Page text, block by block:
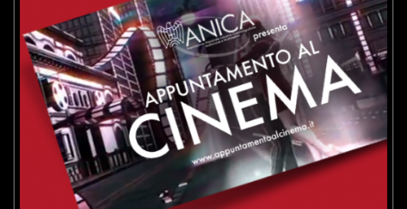
VAI ALLA SCHEDA